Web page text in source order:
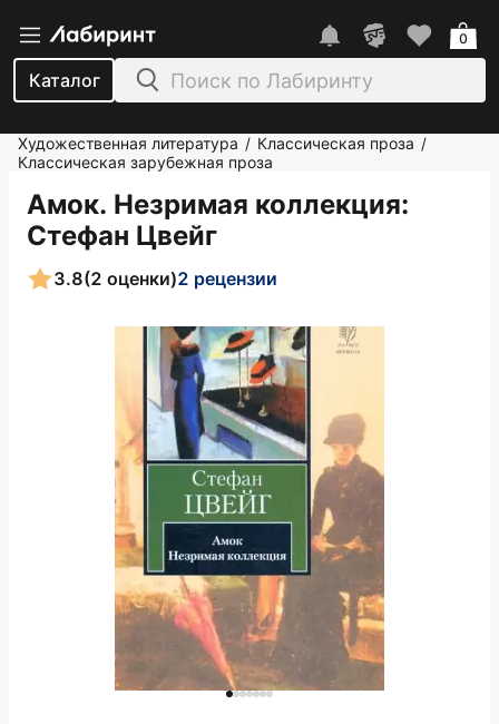
Каталог
0
Художественная литература / Классическая проза /
Классическая зарубежная проза
Амок. Незримая коллекция:
Стефан Цвейг
3.8(2 оценки)2 рецензии